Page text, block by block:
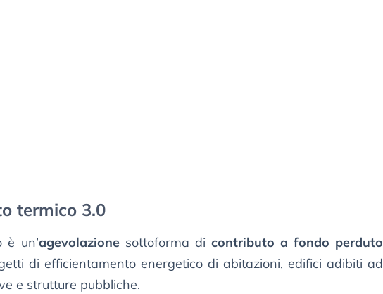
termico 3.0
è un’agevolazionesottoforma di contributo a fondo perduto
di efficientamento energetico di abitazioni, edifici adibiti ad
e strutture pubbliche.